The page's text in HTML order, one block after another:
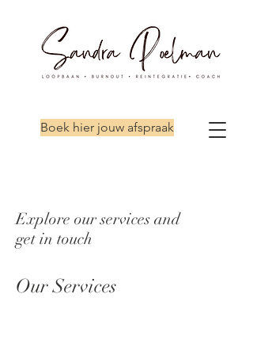
Boek hier jouw afspraak
Explore our services and
get in touch
Our Services